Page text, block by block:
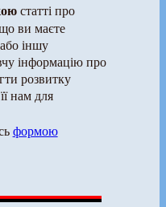
статті про
ви маєте
іншу
інформацію про
розвитку
нам для
формою